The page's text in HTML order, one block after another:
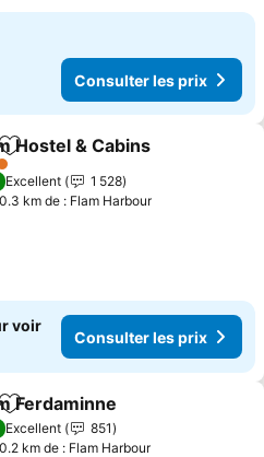
Consulter les prix
Ajouter à mes favoris
Hostel & Cabins
Excellent
1 528
km de : Flam Harbour
voir
Consulter les prix
Ajouter à mes favoris
Ferdaminne
Excellent
851
km de : Flam Harbour